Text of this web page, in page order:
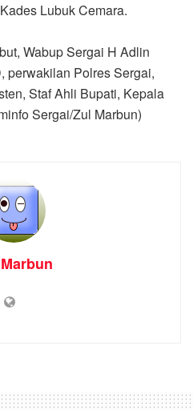
Lubuk Cemara.
Wabup Sergai H Adlin
perwakilan Polres Sergai,
Staf Ahli Bupati, Kepala
Sergai/Zul Marbun)